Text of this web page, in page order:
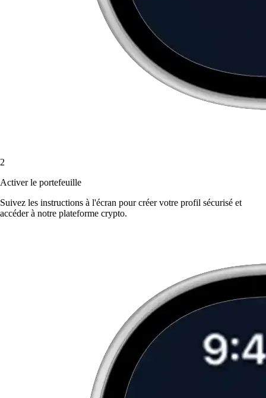
2
Activer le portefeuille
Suivez les instructions à l'écran pour créer votre profil sécurisé et
accéder à notre plateforme crypto.